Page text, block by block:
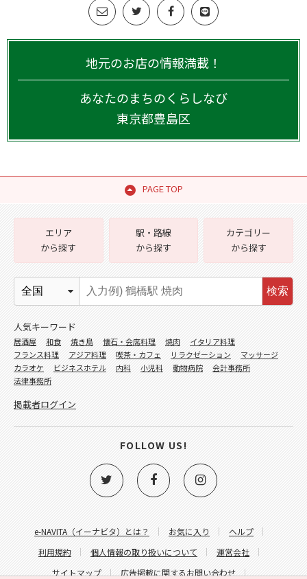
地元のお店の情報満載！
あなたのまちのくらしなび
東京都豊島区
PAGE TOP
e-NAVITA（イーナビタ）とは？ お気に入り
ヘルプ
利用規約
個人情報の取り扱いについて
運営会社
サイトマップ
広告掲載に関するお問い合わせ
エリア
から探す
駅・路線
から探す
カテゴリー
から探す
検索
人気キーワード
居酒屋 和食 焼き鳥 懐石・会席料理 焼肉
イタリア料理
フランス料理
アジア料理 喫茶・カフェ リラクゼーション
マッサージ
カラオケ
ビジネスホテル 内科 小児科 動物病院
会計事務所
法律事務所
掲載者ログイン
FOLLOW US!